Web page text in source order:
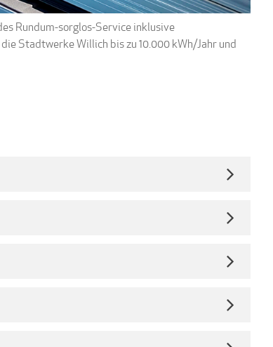
Rundum-sorglos-Service inklusive
Stadtwerke Willich bis zu 10.000 kWh/Jahr und